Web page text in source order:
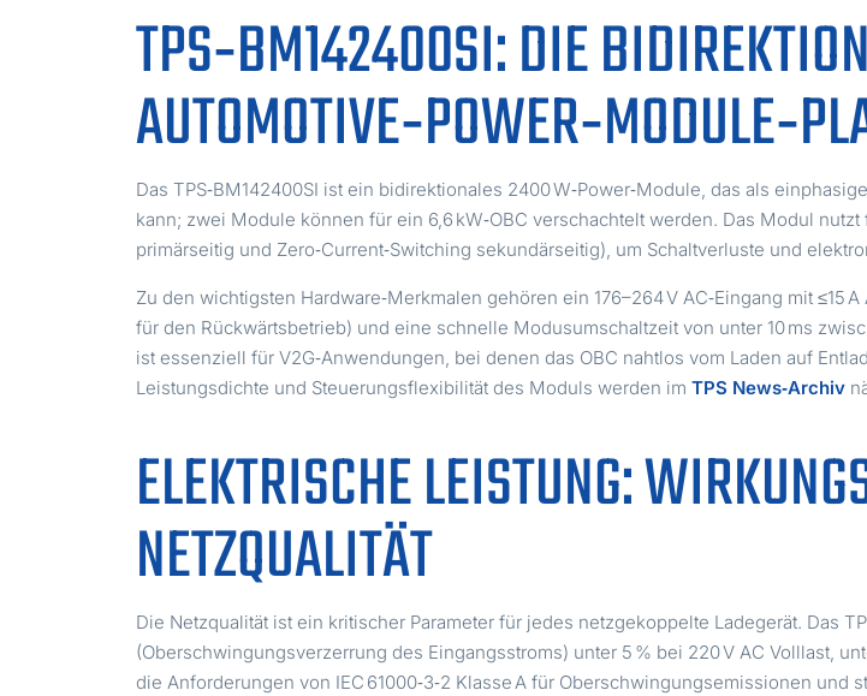
TPS‑BM142400SI: DIE
Das TPS‑BM142400SI ist ein bidirektionales 2400 W‑Power‑Module, das als
kann; zwei Module können für ein 6,6 kW‑OBC verschachtelt werden. Das Modul
primärseitig und Zero‑Current‑Switching sekundärseitig), um Schaltverluste und
Zu den wichtigsten Hardware‑Merkmalen gehören ein 176–264 V AC‑Eingang mit ≤15 A
für den Rückwärtsbetrieb) und eine schnelle Modusumschaltzeit von unter 10 ms
ist essenziell für V2G‑Anwendungen, bei denen das OBC nahtlos vom Laden auf
Leistungsdichte und Steuerungsflexibilität des Moduls werden imTPS News‑Archiv
ELEKTRISCHE LEISTUNG:
NETZQUALITÄT
Die Netzqualität ist ein kritischer Parameter für jedes netzgekoppelte Ladegerät. Das
(Oberschwingungsverzerrung des Eingangsstroms) unter 5 % bei 220 V AC Volllast,
die Anforderungen von IEC 61000‑3‑2 Klasse A für Oberschwingungsemissionen